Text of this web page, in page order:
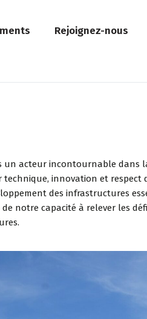
Rejoignez-nous
un acteur incontournable dans
innovation et respect
des infrastructures
notre capacité à relever les